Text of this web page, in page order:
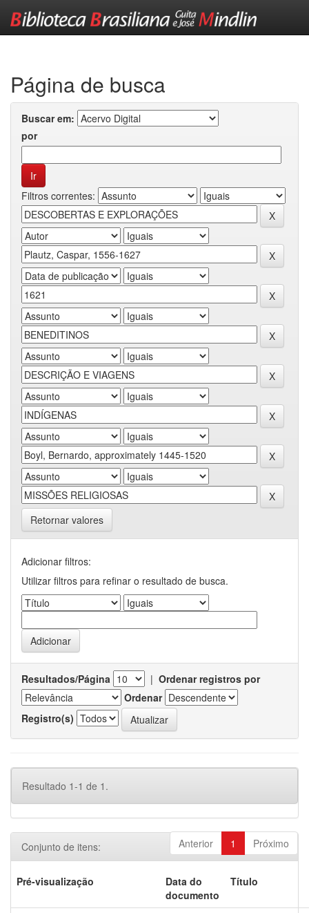
Página de busca
Buscar em:
por
Filtros correntes:
Retornar valores
Adicionar filtros:
Utilizar filtros para refinar o resultado de busca.
Resultados/Página | Ordenar registros por
Ordenar
Registro(s)
Resultado 1-1 de 1.
Anterior 1 Próximo
Conjunto de itens:
Pré-visualização
Data do
documento
Título